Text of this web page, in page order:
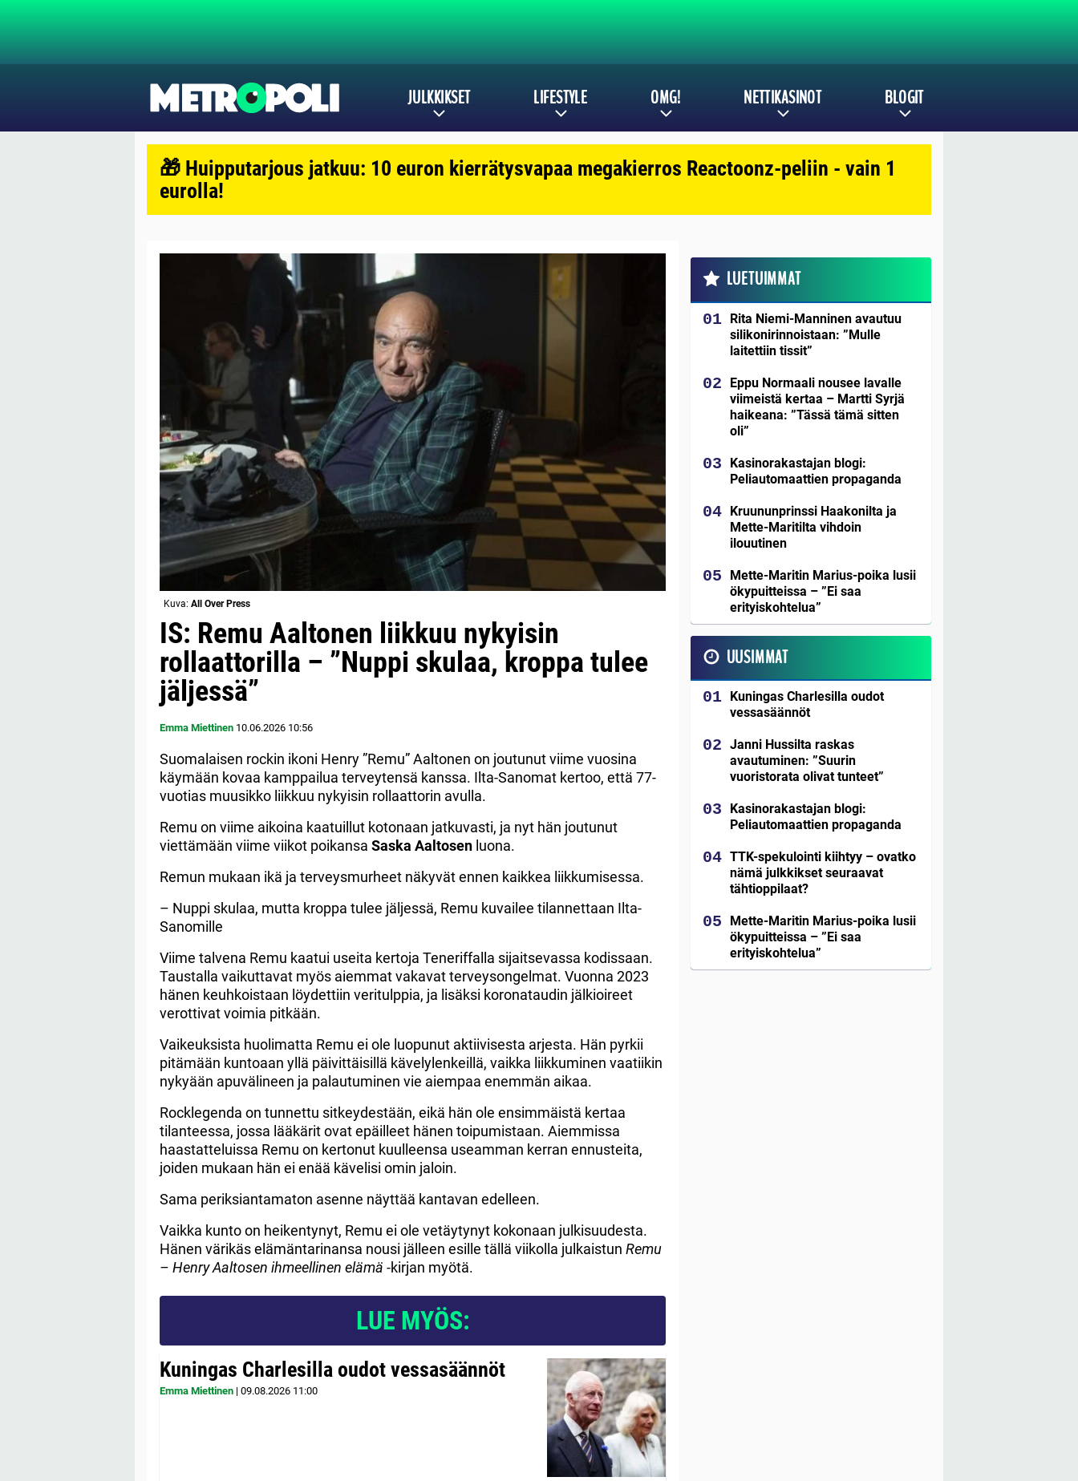
JULKKIKSET LIFESTYLE OMG! NETTIKASINOT BLOGIT
🎁 Huipputarjous jatkuu: 10 euron kierrätysvapaa megakierros Reactoonz-peliin - vain 1
eurolla!
Kuva: All Over Press
IS: Remu Aaltonen liikkuu nykyisin
rollaattorilla – ”Nuppi skulaa, kroppa tulee
jäljessä”
Emma Miettinen 10.06.2026 10:56
Suomalaisen rockin ikoni Henry ”Remu” Aaltonen on joutunut viime vuosina
käymään kovaa kamppailua terveytensä kanssa. Ilta-Sanomat kertoo, että 77-
vuotias muusikko liikkuu nykyisin rollaattorin avulla.
Remu on viime aikoina kaatuillut kotonaan jatkuvasti, ja nyt hän joutunut
viettämään viime viikot poikansa Saska Aaltosen luona.
Remun mukaan ikä ja terveysmurheet näkyvät ennen kaikkea liikkumisessa.
– Nuppi skulaa, mutta kroppa tulee jäljessä, Remu kuvailee tilannettaan Ilta-
Sanomille
Viime talvena Remu kaatui useita kertoja Teneriffalla sijaitsevassa kodissaan.
Taustalla vaikuttavat myös aiemmat vakavat terveysongelmat. Vuonna 2023
hänen keuhkoistaan löydettiin veritulppia, ja lisäksi koronataudin jälkioireet
verottivat voimia pitkään.
Vaikeuksista huolimatta Remu ei ole luopunut aktiivisesta arjesta. Hän pyrkii
pitämään kuntoaan yllä päivittäisillä kävelylenkeillä, vaikka liikkuminen vaatiikin
nykyään apuvälineen ja palautuminen vie aiempaa enemmän aikaa.
Rocklegenda on tunnettu sitkeydestään, eikä hän ole ensimmäistä kertaa
tilanteessa, jossa lääkärit ovat epäilleet hänen toipumistaan. Aiemmissa
haastatteluissa Remu on kertonut kuulleensa useamman kerran ennusteita,
joiden mukaan hän ei enää kävelisi omin jaloin.
Sama periksiantamaton asenne näyttää kantavan edelleen.
Vaikka kunto on heikentynyt, Remu ei ole vetäytynyt kokonaan julkisuudesta.
Hänen värikäs elämäntarinansa nousi jälleen esille tällä viikolla julkaistun Remu
– Henry Aaltosen ihmeellinen elämä -kirjan myötä.
LUE MYÖS:
Kuningas Charlesilla oudot vessasäännöt
Emma Miettinen | 09.08.2026 11:00
LUETUIMMAT
Rita Niemi-Manninen avautuu
silikonirinnoistaan: ”Mulle
laitettiin tissit”
Eppu Normaali nousee lavalle
viimeistä kertaa – Martti Syrjä
haikeana: ”Tässä tämä sitten
oli”
Kasinorakastajan blogi:
Peliautomaattien propaganda
Kruununprinssi Haakonilta ja
Mette-Maritilta vihdoin
ilouutinen
Mette-Maritin Marius-poika lusii
ökypuitteissa – ”Ei saa
erityiskohtelua”
UUSIMMAT
Kuningas Charlesilla oudot
vessasäännöt
Janni Hussilta raskas
avautuminen: ”Suurin
vuoristorata olivat tunteet”
Kasinorakastajan blogi:
Peliautomaattien propaganda
TTK-spekulointi kiihtyy – ovatko
nämä julkkikset seuraavat
tähtioppilaat?
Mette-Maritin Marius-poika lusii
ökypuitteissa – ”Ei saa
erityiskohtelua”